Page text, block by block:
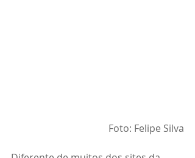
Foto: Felipe Silva